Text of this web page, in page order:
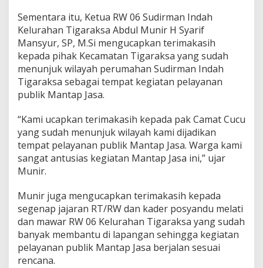
Sementara itu, Ketua RW 06 Sudirman Indah
Kelurahan Tigaraksa Abdul Munir H Syarif
Mansyur, SP, M.Si mengucapkan terimakasih
kepada pihak Kecamatan Tigaraksa yang sudah
menunjuk wilayah perumahan Sudirman Indah
Tigaraksa sebagai tempat kegiatan pelayanan
publik Mantap Jasa.
“Kami ucapkan terimakasih kepada pak Camat Cucu
yang sudah menunjuk wilayah kami dijadikan
tempat pelayanan publik Mantap Jasa. Warga kami
sangat antusias kegiatan Mantap Jasa ini,” ujar
Munir.
Munir juga mengucapkan terimakasih kepada
segenap jajaran RT/RW dan kader posyandu melati
dan mawar RW 06 Kelurahan Tigaraksa yang sudah
banyak membantu di lapangan sehingga kegiatan
pelayanan publik Mantap Jasa berjalan sesuai
rencana.